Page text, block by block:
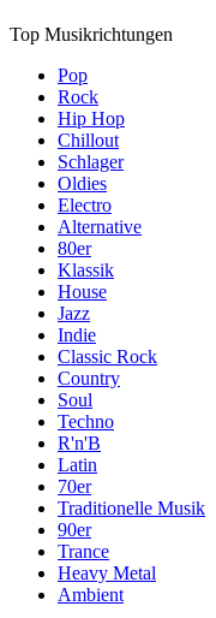
Top Musikrichtungen
Pop
Rock
Hip Hop
Chillout
Schlager
Oldies
Electro
Alternative
80er
Klassik
House
Jazz
Indie
Classic Rock
Country
Soul
Techno
R'n'B
Latin
70er
Traditionelle Musik
90er
Trance
Heavy Metal
Ambient